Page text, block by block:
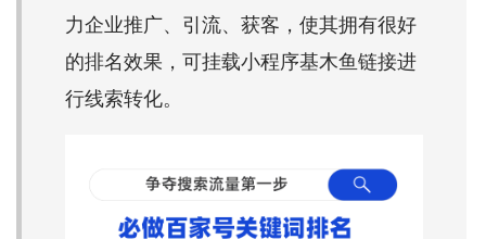
力企业推广、引流、获客，使其拥有很好
的排名效果，可挂载小程序基木鱼链接进
行线索转化。